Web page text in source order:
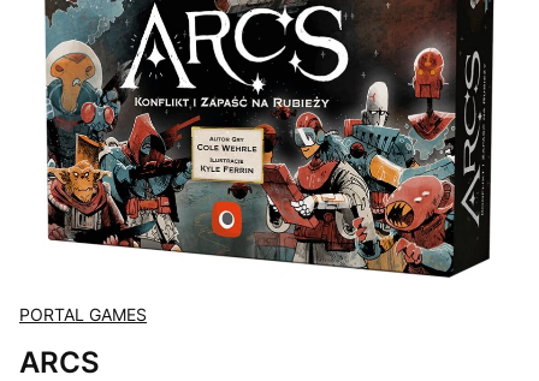
PORTAL GAMES
ARCS